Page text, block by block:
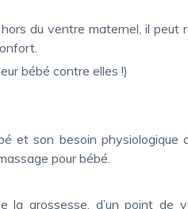
bébé contre elles !)
pour bébé.